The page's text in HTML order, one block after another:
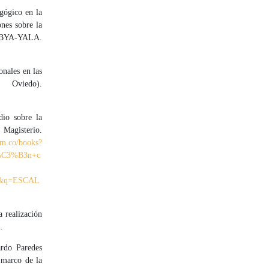
en la
sobre la
YALA.
en las
sobre la
books?
realización
Paredes
de la